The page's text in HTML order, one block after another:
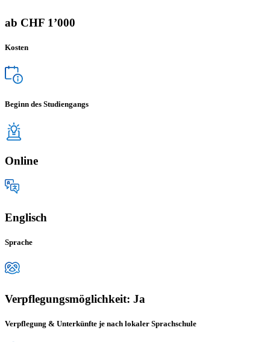
ab CHF 1’000
Kosten
Beginn des Studiengangs
Online
Englisch
Sprache
Verpflegungsmöglichkeit: Ja
Verpflegung & Unterkünfte je nach lokaler Sprachschule